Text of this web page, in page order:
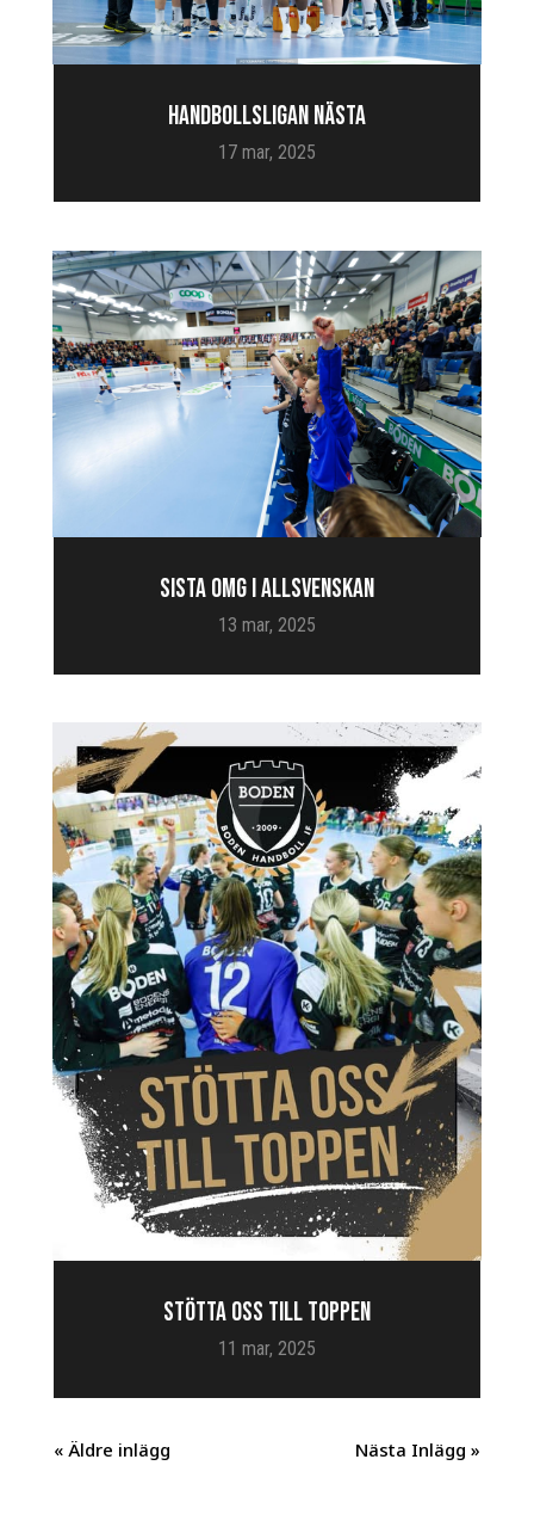
HANDBOLLSLIGAN NÄSTA
17 mar, 2025
SISTA OMG I ALLSVENSKAN
13 mar, 2025
STÖTTA OSS TILL TOPPEN
11 mar, 2025
« Äldre inlägg Nästa Inlägg »